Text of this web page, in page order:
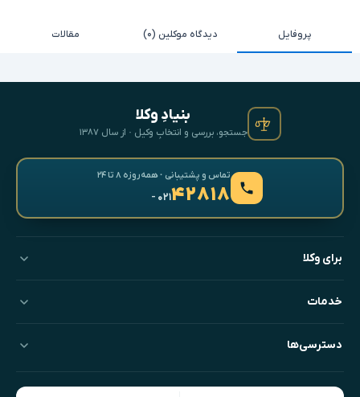
پروفایل دیدگاه موکلین (۰) مقالات
بنیادِ وکلا
جستجو، بررسی و انتخابِ وکیل · از سال ۱۳۸۷
تماس و پشتیبانی · همه‌روزه ۸ تا ۲۴
۴۲۸۱۸- ۰۲۱
برای وکلا
خدمات
دسترسی‌ها